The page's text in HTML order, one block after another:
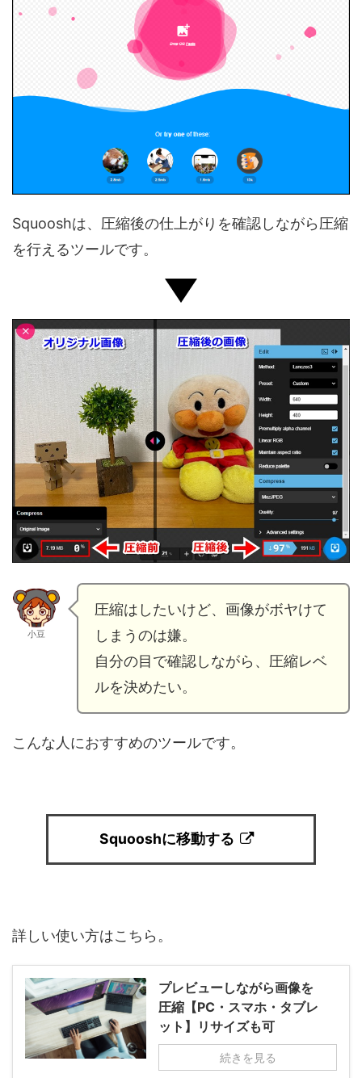
Squooshは、圧縮後の仕上がりを確認しながら圧縮
を行えるツールです。
小豆
圧縮はしたいけど、画像がボヤけて
しまうのは嫌。
自分の目で確認しながら、圧縮レベ
ルを決めたい。
こんな人におすすめのツールです。
Squooshに移動する
詳しい使い方はこちら。
プレビューしながら画像を
圧縮【PC・スマホ・タブレ
ット】リサイズも可
続きを見る